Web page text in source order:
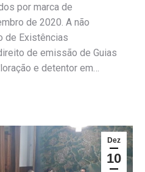
por marca de
de 2020. A não
de Existências
de emissão de Guias
e detentor em…
Dez
10